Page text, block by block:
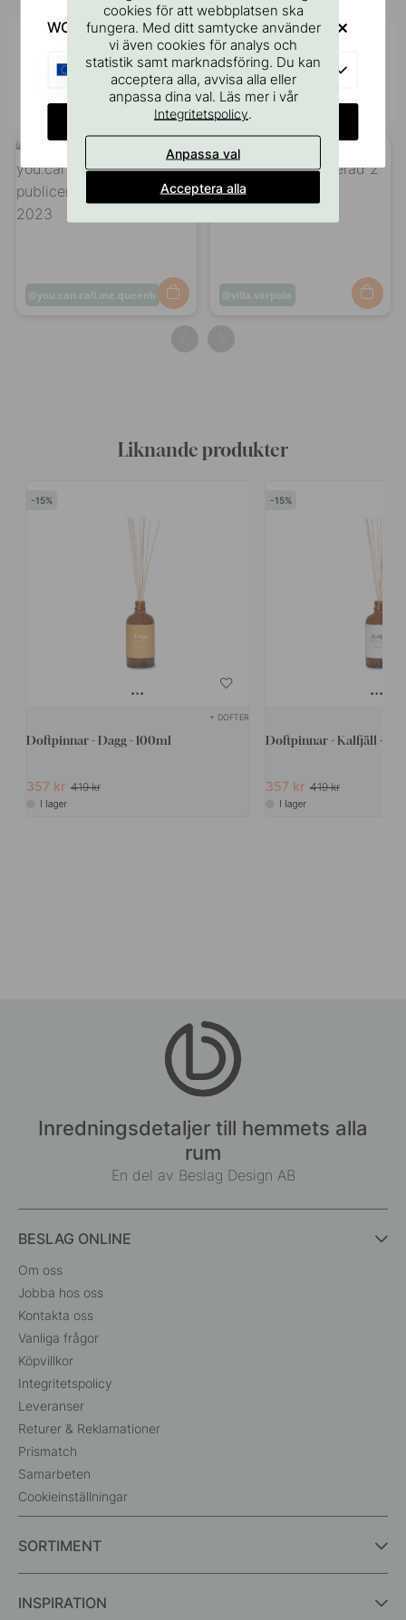
Inspireras av andra
Tagga dina bilder med #beslagonline &
@beslagonline för att synas här!
Inlägg
you.can.call.me.queenb
Inlägg
av
villa.varpula
Liknande produkter
15
+ DOFTER
Doftpinnar - Dagg - 100ml
357 kr 419 kr
I lager
15
Doftpinnar - Kalfjäll -
357 kr 419 kr
I lager
Inredningsdetaljer till hemmets alla
rum
En del av Beslag Design AB
BESLAG ONLINE
Om oss
Jobba hos oss
Kontakta oss
Vanliga frågor
Köpvillkor
Integritetspolicy
Leveranser
Returer & Reklamationer
Prismatch
Samarbeten
Cookieinställningar
SORTIMENT
INSPIRATION
cookies för att webbplatsen ska
fungera. Med ditt samtycke använder
vi även cookies för analys och
statistik samt marknadsföring. Du kan
acceptera alla, avvisa alla eller
anpassa dina val. Läs mer i vår
Integritetspolicy.
Anpassa val
Acceptera alla
WOULD YOU RATHER VISIT?
EU
CHANGE COUNTRY